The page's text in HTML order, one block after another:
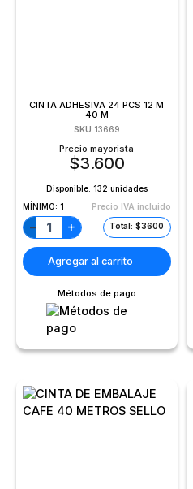
CINTA ADHESIVA 24 PCS 12 M
40 M
SKU 13669
Precio mayorista
$3.600
Disponible: 132 unidades
MÍNIMO: 1 Precio IVA incluido
− + Total: $3600
Agregar al carrito
Métodos de pago